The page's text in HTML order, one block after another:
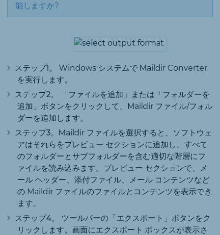
能しますか?
ステップ1。 Windows システムで Maildir Converter
を実行します。
ステップ2。
「ファイルを追加」または「フォルダーを
追加」ボタンをクリックして、Maildir ファイル/フォル
ダーを追加します。
ステップ3。
Maildir ファイルを選択すると、ソフトウェ
アはそれらをプレビュー セクションに追加し、すべて
のフォルダーとサブフォルダーを含む適切な階層にフ
ァイルを読み込みます。プレビュー セクションで、メ
ール ヘッダー、添付ファイル、メール コンテンツなど
の Maildir ファイルのファイルとコンテンツを表示でき
ます。
ステップ4。
ツールバーの「エクスポート」ボタンをク
リックします。画面にエクスポート ボックスが表示さ